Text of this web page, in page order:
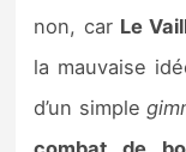
non, car Le
la mauvaise
d’un simple